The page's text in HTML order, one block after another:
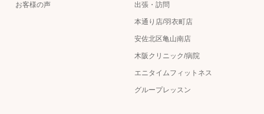
お客様の声 出張・訪問
本通り店/羽衣町店
安佐北区亀山南店
木阪クリニック/病院
エニタイムフィットネス
グループレッスン